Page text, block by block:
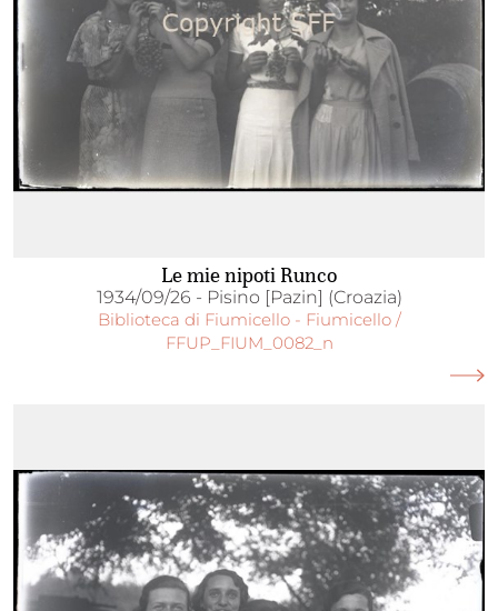
Le mie nipoti Runco
1934/09/26 - Pisino [Pazin] (Croazia)
Biblioteca di Fiumicello - Fiumicello /
FFUP_FIUM_0082_n